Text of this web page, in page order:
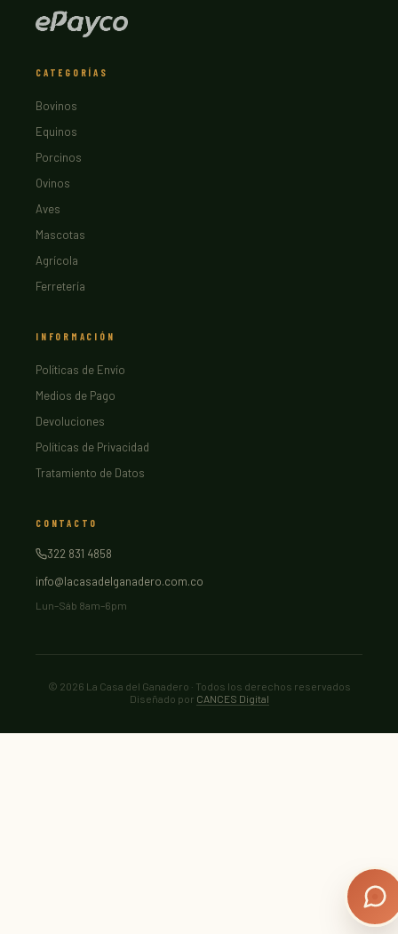
CATEGORÍAS
Bovinos
Equinos
Porcinos
Ovinos
Aves
Mascotas
Agrícola
Ferretería
INFORMACIÓN
Políticas de Envío
Medios de Pago
Devoluciones
Políticas de Privacidad
Tratamiento de Datos
CONTACTO
322 831 4858
info@lacasadelganadero.com.co
Lun–Sáb 8am–6pm
© 2026 La Casa del Ganadero · Todos los derechos reservados
Diseñado por CANCES Digital